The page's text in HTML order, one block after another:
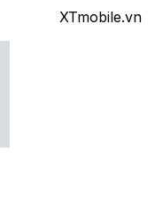
​XTmobile.vn